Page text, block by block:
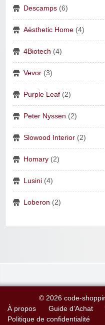
Descamps (6)
Aësthetic Home (4)
4Biotech (4)
Vevor (3)
Purple Leaf (2)
Peter Nyssen (2)
Slowood Interior (2)
Homary (2)
Lusini (4)
Loberon (2)
© 2026 code-
À propos
Guide d’Achat
Politique de confidentialité